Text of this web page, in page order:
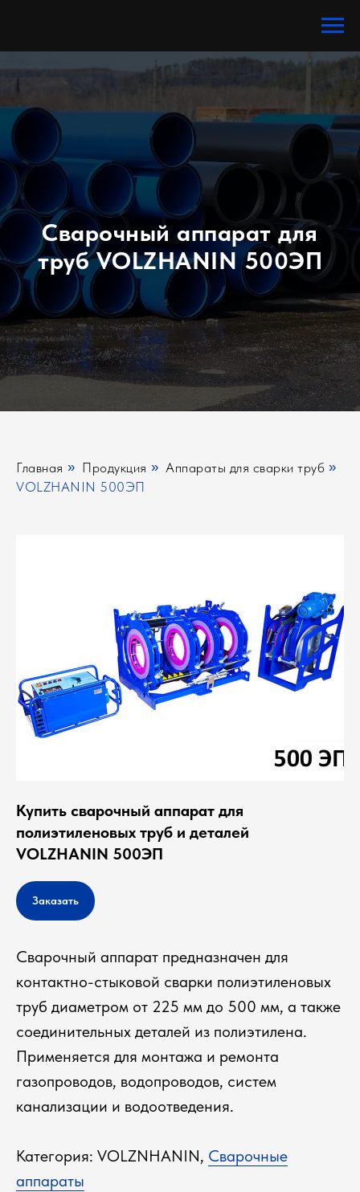
Сварочный аппарат для
труб VOLZHANIN 500ЭП
Главная » Продукция » Аппараты для сварки труб »
VOLZHANIN 500ЭП
Купить сварочный аппарат для
полиэтиленовых труб и деталей
VOLZHANIN 500ЭП
Заказать
Сварочный аппарат предназначен для
контактно-стыковой сварки полиэтиленовых
труб диаметром от 225 мм до 500 мм, а также
соединительных деталей из полиэтилена.
Применяется для монтажа и ремонта
газопроводов, водопроводов, систем
канализации и водоотведения.
Категория: VOLZNHANIN, Сварочные
аппараты